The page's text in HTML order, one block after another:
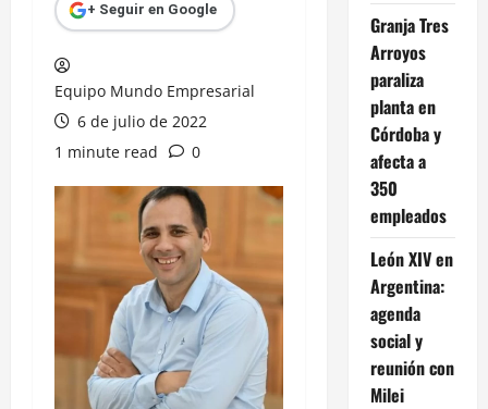
+ Seguir en Google
Equipo Mundo Empresarial
6 de julio de 2022
1 minute read
0
Granja Tres
Arroyos
paraliza
planta en
Córdoba y
afecta a
350
empleados
León XIV en
Argentina:
agenda
social y
reunión con
Milei